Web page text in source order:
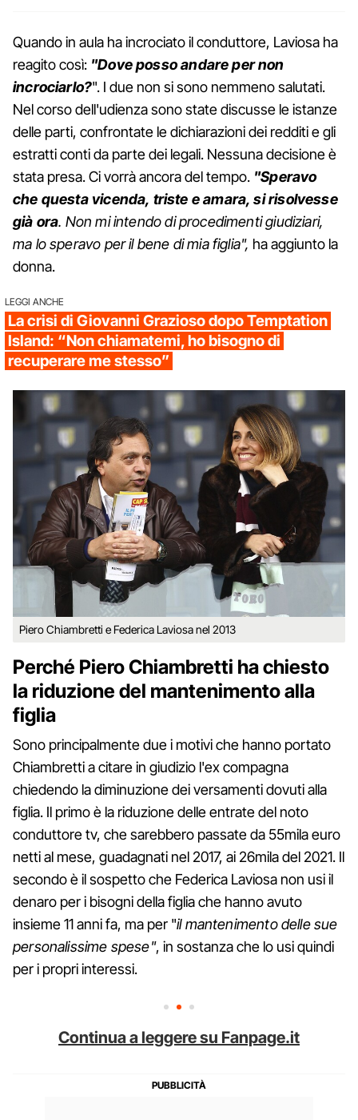
Quando in aula ha incrociato il conduttore, Laviosa ha
reagito così: "Dove posso andare per non
incrociarlo?". I due non si sono nemmeno salutati.
Nel corso dell'udienza sono state discusse le istanze
delle parti, confrontate le dichiarazioni dei redditi e gli
estratti conti da parte dei legali. Nessuna decisione è
stata presa. Ci vorrà ancora del tempo. "Speravo
che questa vicenda, triste e amara, si risolvesse
già ora. Non mi intendo di procedimenti giudiziari,
ma lo speravo per il bene di mia figlia", ha aggiunto la
donna.
LEGGI ANCHE
La crisi di Giovanni Grazioso dopo Temptation
Island: “Non chiamatemi, ho bisogno di
recuperare me stesso”
Piero Chiambretti e Federica Laviosa nel 2013
Perché Piero Chiambretti ha chiesto
la riduzione del mantenimento alla
figlia
Sono principalmente due i motivi che hanno portato
Chiambretti a citare in giudizio l'ex compagna
chiedendo la diminuzione dei versamenti dovuti alla
figlia. Il primo è la riduzione delle entrate del noto
conduttore tv, che sarebbero passate da 55mila euro
netti al mese, guadagnati nel 2017, ai 26mila del 2021. Il
secondo è il sospetto che Federica Laviosa non usi il
denaro per i bisogni della figlia che hanno avuto
insieme 11 anni fa, ma per "il mantenimento delle sue
personalissime spese", in sostanza che lo usi quindi
per i propri interessi.
Continua a leggere su Fanpage.it